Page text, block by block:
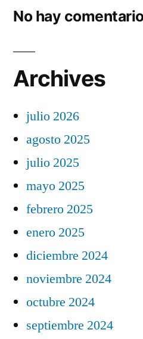
No hay
Archives
julio 2026
agosto 2025
julio 2025
mayo 2025
febrero 2025
enero 2025
diciembre 2024
noviembre 2024
octubre 2024
septiembre 2024